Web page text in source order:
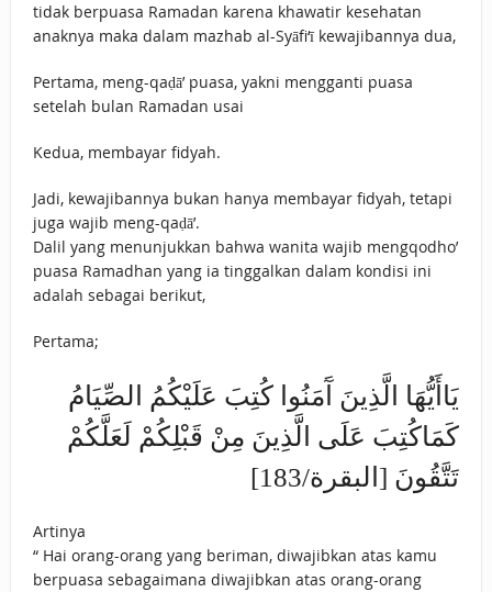
tidak berpuasa Ramadan karena khawatir kesehatan
anaknya maka dalam mazhab al-Syāfi‘ī kewajibannya dua,
Pertama, meng-qaḍā’ puasa, yakni mengganti puasa
setelah bulan Ramadan usai
Kedua, membayar fidyah.
Jadi, kewajibannya bukan hanya membayar fidyah, tetapi
juga wajib meng-qaḍā’.
Dalil yang menunjukkan bahwa wanita wajib mengqodho’
puasa Ramadhan yang ia tinggalkan dalam kondisi ini
adalah sebagai berikut,
Pertama;
يَاأَيُّهَا الَّذِينَ آَمَنُوا كُتِبَ عَلَيْكُمُ الصِّيَامُ
كَمَاكُتِبَ عَلَى الَّذِينَ مِنْ قَبْلِكُمْ لَعَلَّكُمْ
تَتَّقُونَ [البقرة/183]
Artinya
“ Hai orang-orang yang beriman, diwajibkan atas kamu
berpuasa sebagaimana diwajibkan atas orang-orang